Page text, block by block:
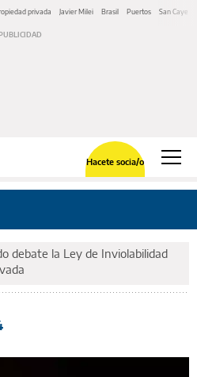
privada Javier Milei Brasil Puertos San
Hacete socia/o
debate la Ley de Inviolabilidad